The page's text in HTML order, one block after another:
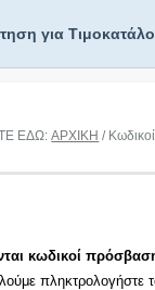
για
ΕΔΩ:ΑΡΧΙΚΗ /
κωδικοί
πληκτρολογήστε